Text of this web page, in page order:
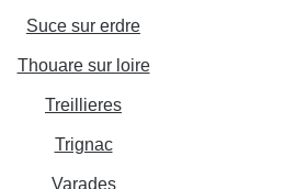
Suce sur erdre
Thouare sur loire
Treillieres
Trignac
Varades